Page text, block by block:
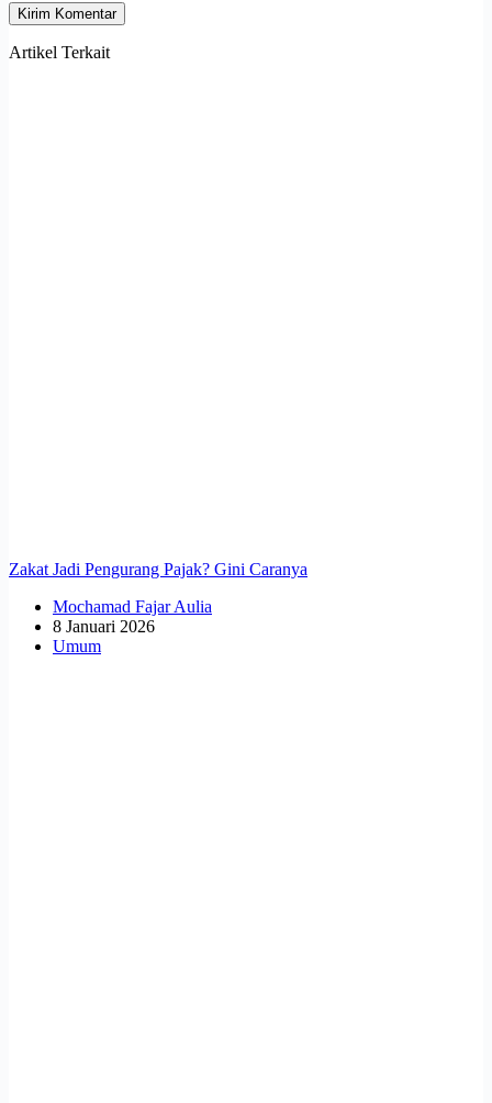
Kirim Komentar
Artikel Terkait
Zakat Jadi Pengurang Pajak? Gini Caranya
Mochamad Fajar Aulia
8 Januari 2026
Umum